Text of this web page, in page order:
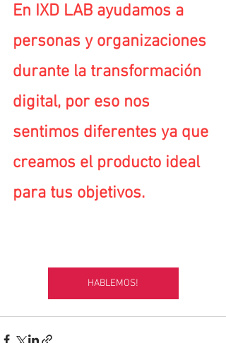
En IXD LAB ayudamos a
personas y organizaciones
durante la transformación
digital, por eso nos
sentimos diferentes ya que
creamos el producto ideal
para tus objetivos.
HABLEMOS!